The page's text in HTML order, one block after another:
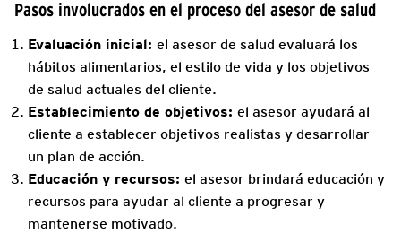
Pasos involucrados en el proceso del asesor de salud
Evaluación inicial: el asesor de salud evaluará los
hábitos alimentarios, el estilo de vida y los objetivos
de salud actuales del cliente.
Establecimiento de objetivos: el asesor ayudará al
cliente a establecer objetivos realistas y desarrollar
un plan de acción.
Educación y recursos: el asesor brindará educación y
recursos para ayudar al cliente a progresar y
mantenerse motivado.